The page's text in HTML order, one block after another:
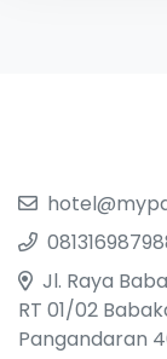
Jl. Raya
RT 01/02
Pangandaran